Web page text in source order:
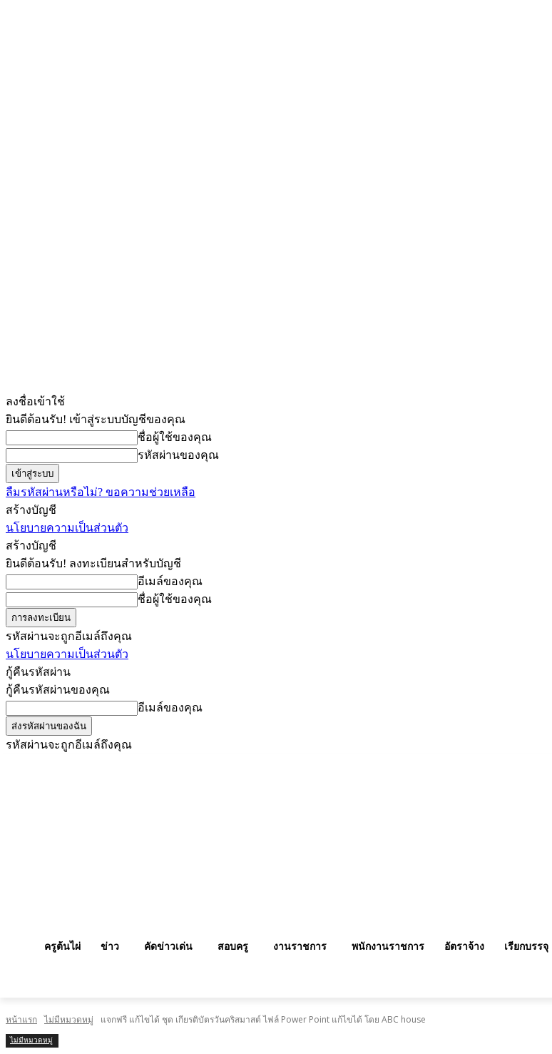
ลงชื่อเข้าใช้
ยินดีต้อนรับ! เข้าสู่ระบบบัญชีของคุณ
ชื่อผู้ใช้ของคุณ
รหัสผ่านของคุณ
ลืมรหัสผ่านหรือไม่? ขอความช่วยเหลือ
สร้างบัญชี
นโยบายความเป็นส่วนตัว
สร้างบัญชี
ยินดีต้อนรับ! ลงทะเบียนสำหรับบัญชี
อีเมล์ของคุณ
ชื่อผู้ใช้ของคุณ
รหัสผ่านจะถูกอีเมล์ถึงคุณ
นโยบายความเป็นส่วนตัว
กู้คืนรหัสผ่าน
กู้คืนรหัสผ่านของคุณ
อีเมล์ของคุณ
รหัสผ่านจะถูกอีเมล์ถึงคุณ
ครูต้นไผ่ ข่าว คัดข่าวเด่น สอบครู งานราชการ พนักงานราชการ อัตราจ้าง เรียกบรรจุ
หน้าแรก ไม่มีหมวดหมู่ แจกฟรี แก้ไขได้ ชุด เกียรติบัตรวันคริสมาสต์ ไฟล์ Power Point แก้ไขได้ โดย ABC house
ไม่มีหมวดหมู่